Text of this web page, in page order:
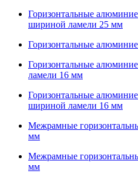
Горизонтальные
шириной ламели 25 мм
Горизонтальные
Горизонтальные
ламели 16 мм
Горизонтальные
шириной ламели 16 мм
Межрамные
мм
Межрамные
мм